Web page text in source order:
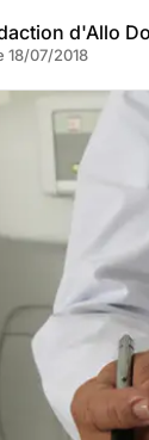
d'Allo
18/07/2018